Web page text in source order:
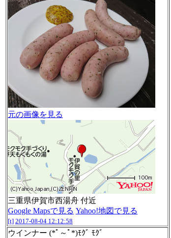
元の画像を見る
三重県伊賀市西湯舟 付近
Google Mapsで見る Yahoo!地図で見る
[t] 2017-08-04 12:12:58
ウインナー (*ﾟ～ﾟ*)ﾓｸﾞ ﾓｸﾞ